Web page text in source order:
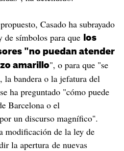
Casado ha subrayado
símbolos para que
los
"no puedan atender
amarillo", o para que "se
la bandera o la jefatura del
ha preguntado "cómo puede
Barcelona o el
un discurso magnífico".
modificación de la ley de
la apertura de nuevas